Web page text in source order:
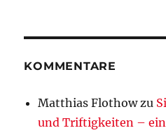
KOMMENTARE
Matthias Flothowzu
und Triftigkeiten –